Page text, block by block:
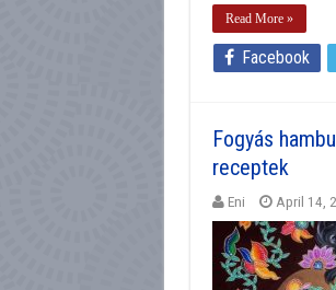
Read More »
Facebook
Fogyás
receptek
Eni April 14,